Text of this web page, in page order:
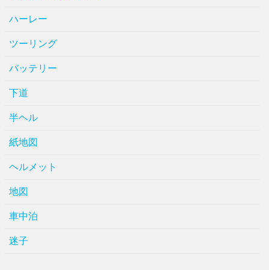
ハーレー
ツーリング
バッテリー
下道
半ヘル
紙地図
ヘルメット
地図
車中泊
迷子